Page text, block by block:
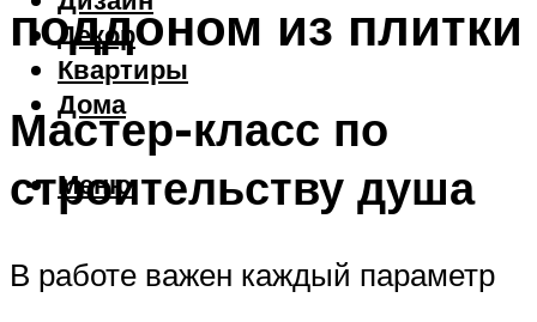
Декор
Квартиры
Дома
Меню
поддоном из плитки
Мастер-класс по
строительству душа
В работе важен каждый параметр